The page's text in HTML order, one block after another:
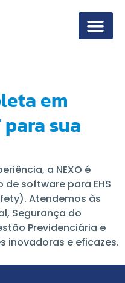
em
para sua
a NEXO é
software para EHS
Atendemos às
Segurança do
Previdenciária e
inovadoras e eficazes.